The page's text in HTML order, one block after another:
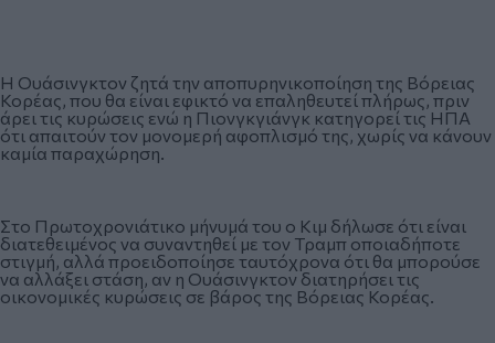
Η Ουάσινγκτον ζητά την αποπυρηνικοποίηση της Βόρειας
Κορέας, που θα είναι εφικτό να επαληθευτεί πλήρως, πριν
άρει τις κυρώσεις ενώ η Πιονγκγιάνγκ κατηγορεί τις ΗΠΑ
ότι απαιτούν τον μονομερή αφοπλισμό της, χωρίς να κάνουν
καμία παραχώρηση.
Στο Πρωτοχρονιάτικο μήνυμά του ο Κιμ δήλωσε ότι είναι
διατεθειμένος να συναντηθεί με τον Τραμπ οποιαδήποτε
στιγμή, αλλά προειδοποίησε ταυτόχρονα ότι θα μπορούσε
να αλλάξει στάση, αν η Ουάσινγκτον διατηρήσει τις
οικονομικές κυρώσεις σε βάρος της Βόρειας Κορέας.